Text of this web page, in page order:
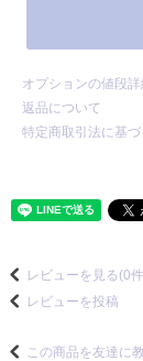
オプションの値段詳
返品について
特定商取引法に基
レビューを見る(0
レビューを投稿
この商品を友達に